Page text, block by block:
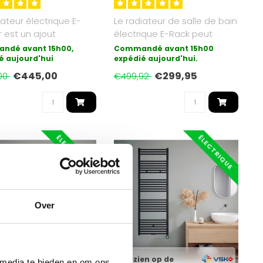
Over
électrique E-
est un ajout
luxueux à
avant 15h00,
aujourd'hui
€445,00
Le radiateur de salle de bain
électrique E-Rack peut
également être utilisé ..
Commandé avant 15h00
expédié aujourd'hui.
€499,92 €299,95
ÉLECTRIQUE ÉLECTRIQUE
Gezien op de